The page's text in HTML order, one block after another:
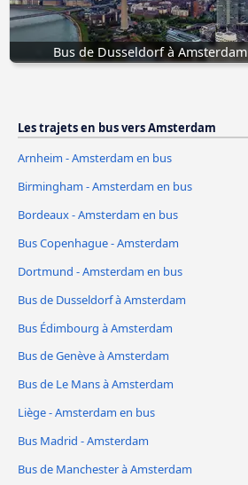
Bus de Dusseldorf à Amsterdam
Les trajets en bus vers Amsterdam
Arnheim - Amsterdam en bus
Birmingham - Amsterdam en bus
Bordeaux - Amsterdam en bus
Bus Copenhague - Amsterdam
Dortmund - Amsterdam en bus
Bus de Dusseldorf à Amsterdam
Bus Édimbourg à Amsterdam
Bus de Genève à Amsterdam
Bus de Le Mans à Amsterdam
Liège - Amsterdam en bus
Bus Madrid - Amsterdam
Bus de Manchester à Amsterdam